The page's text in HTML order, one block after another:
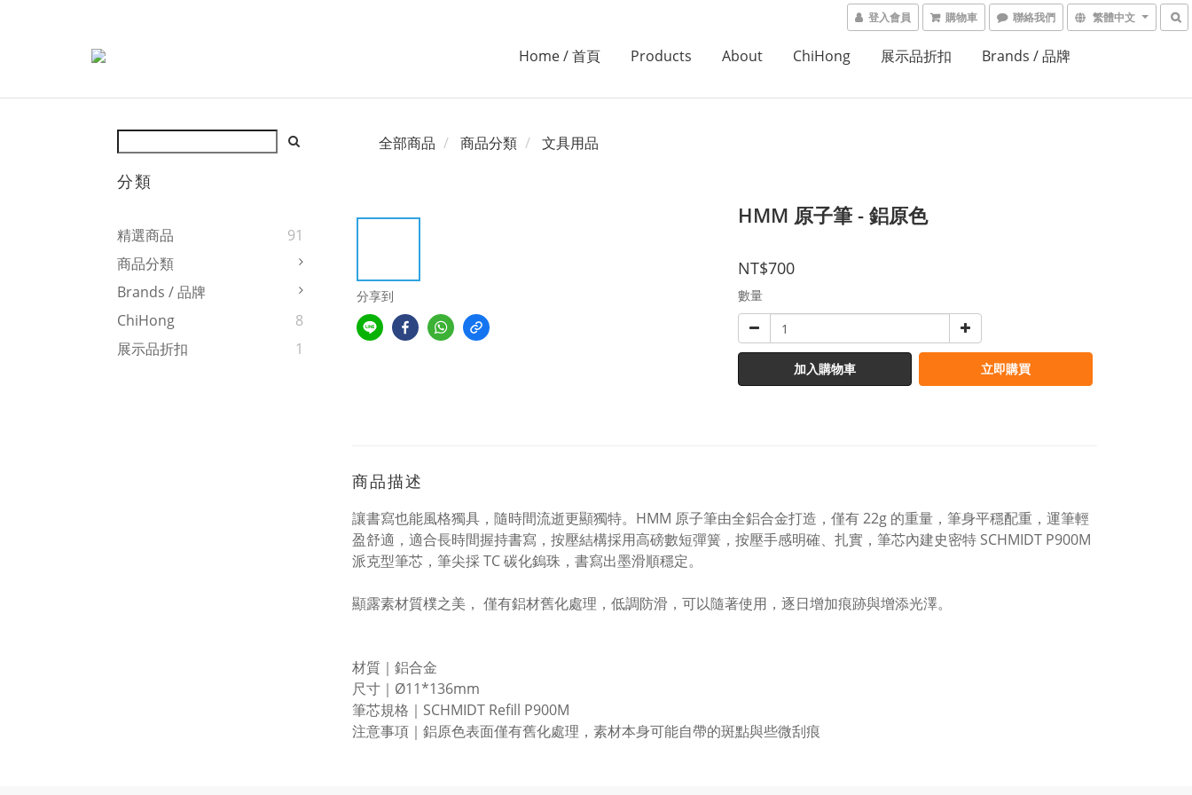
登入會員 購物車 聯絡我們 繁體中文
Home / 首頁 Products About ChiHong 展示品折扣 Brands / 品牌
分類
精選商品
91
商品分類
Brands / 品牌
ChiHong
8
展示品折扣
1
全部商品 商品分類 文具用品
分享到
HMM 原子筆 - 鋁原色
NT$700
數量
加入購物車 立即購買
商品描述
讓書寫也能風格獨具，隨時間流逝更顯獨特。HMM 原子筆由全鋁合金打造，僅有 22g 的重量，筆身平穩配重，運筆輕
盈舒適，適合長時間握持書寫，按壓結構採用高磅數短彈簧，按壓手感明確、扎實，筆芯內建史密特 SCHMIDT P900M
派克型筆芯，筆尖採 TC 碳化鎢珠，書寫出墨滑順穩定。
顯露素材質樸之美， 僅有鋁材舊化處理，低調防滑，可以隨著使用，逐日增加痕跡與增添光澤。
材質｜鋁合金
尺寸｜Ø11*136mm
筆芯規格｜SCHMIDT Refill P900M
注意事項｜鋁原色表面僅有舊化處理，素材本身可能自帶的斑點與些微刮痕